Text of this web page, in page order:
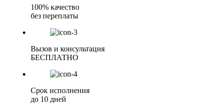
100% качество
без переплаты
Вызов и консультация
БЕСПЛАТНО
Срок исполнения
до 10 дней